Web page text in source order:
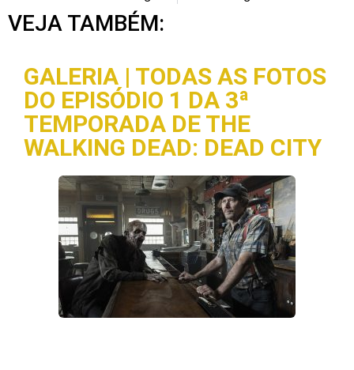
VEJA TAMBÉM:
GALERIA | TODAS AS FOTOS
DO EPISÓDIO 1 DA 3ª
TEMPORADA DE THE
WALKING DEAD: DEAD CITY